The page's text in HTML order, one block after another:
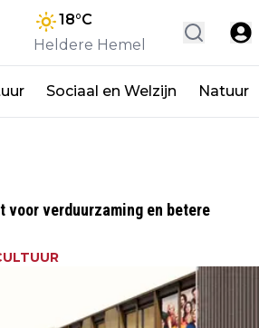
18°C
Heldere Hemel
Sociaal en Welzijn Natuur
voor verduurzaming en betere